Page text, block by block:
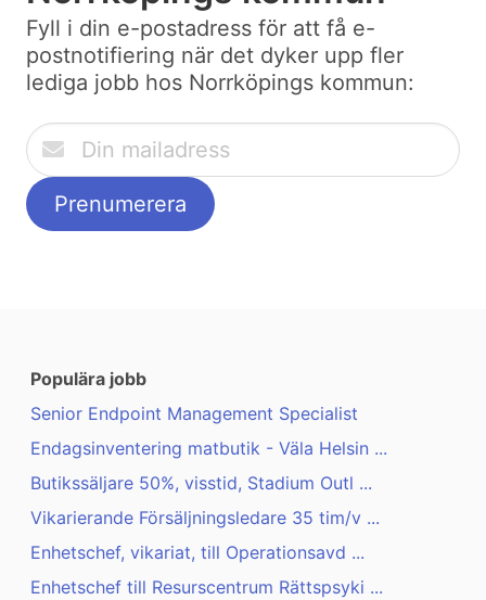
Fyll i din e-postadress för att få e-
postnotifiering när det dyker upp fler
lediga jobb hos Norrköpings kommun:
Populära jobb
Senior Endpoint Management Specialist
Endagsinventering matbutik - Väla Helsin ...
Butikssäljare 50%, visstid, Stadium Outl ...
Vikarierande Försäljningsledare 35 tim/v ...
Enhetschef, vikariat, till Operationsavd ...
Enhetschef till Resurscentrum Rättspsyki ...